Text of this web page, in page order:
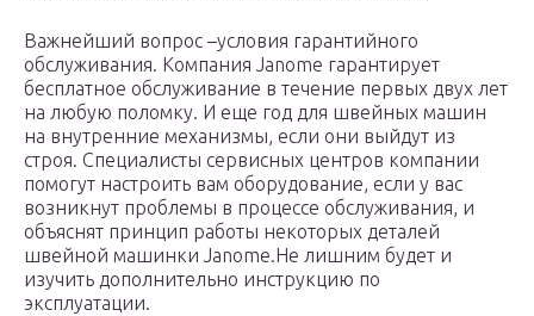
Важнейший вопрос –условия гарантийного
обслуживания. Компания Janome гарантирует
бесплатное обслуживание в течение первых двух лет
на любую поломку. И еще год для швейных машин
на внутренние механизмы, если они выйдут из
строя. Специалисты сервисных центров компании
помогут настроить вам оборудование, если у вас
возникнут проблемы в процессе обслуживания, и
объяснят принцип работы некоторых деталей
швейной машинки Janome.Не лишним будет и
изучить дополнительно инструкцию по
эксплуатации.